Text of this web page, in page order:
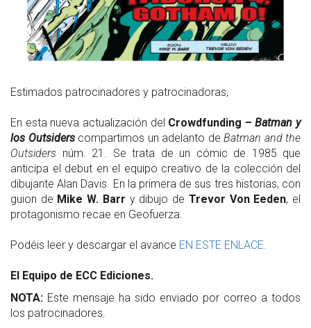
Estimados patrocinadores y patrocinadoras,
En esta nueva actualización del Crowdfunding –Batman y
los Outsiderscompartimos un adelanto de Batman and the
Outsiders núm. 21. Se trata de un cómic de 1985 que
anticipa el debut en el equipo creativo de la colección del
dibujante Alan Davis. En la primera de sus tres historias, con
guion de Mike W. Barr y dibujo de Trevor Von Eeden, el
protagonismo recae en Geofuerza.
Podéis leer y descargar el avance EN ESTE ENLACE.
El Equipo de ECC Ediciones.
NOTA: Este mensaje ha sido enviado por correo a todos
los patrocinadores.